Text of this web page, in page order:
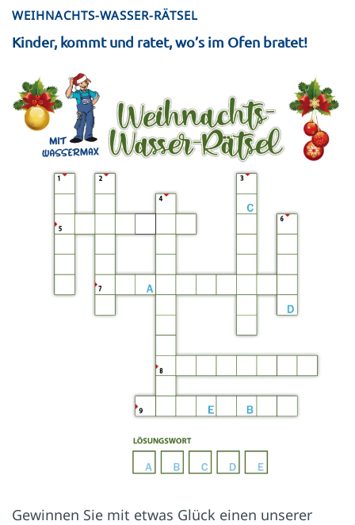
WEIHNACHTS-WASSER-RÄTSEL
Kinder, kommt und ratet, wo’s im Ofen bratet!
Gewinnen Sie mit etwas Glück einen unserer